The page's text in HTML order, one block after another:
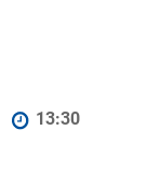
13:30